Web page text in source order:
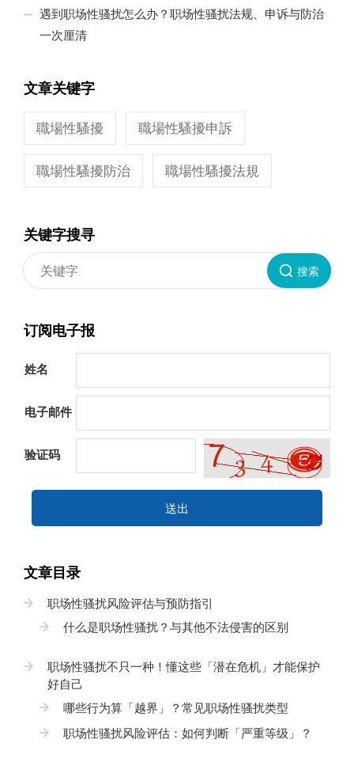
遇到职场性骚扰怎么办？职场性骚扰法规、申诉与防治
一次厘清
文章关键字
職場性騷擾 職場性騷擾申訴
職場性騷擾防治 職場性騷擾法規
关键字搜寻
搜索
订阅电子报
姓名
电子邮件
验证码
送出
文章目录
职场性骚扰风险评估与预防指引
什么是职场性骚扰？与其他不法侵害的区别
职场性骚扰不只一种！懂这些「潜在危机」才能保护
好自己
哪些行为算「越界」？常见职场性骚扰类型
职场性骚扰风险评估：如何判断「严重等级」？